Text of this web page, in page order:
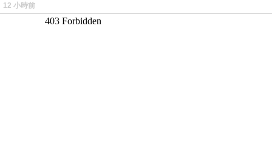
12 小時前